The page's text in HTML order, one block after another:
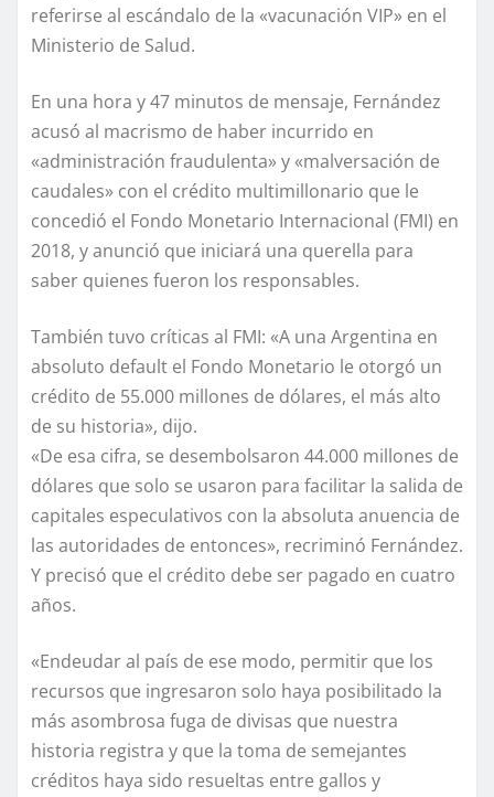
referirse al escándalo de la «vacunación VIP» en el
Ministerio de Salud.
En una hora y 47 minutos de mensaje, Fernández
acusó al macrismo de haber incurrido en
«administración fraudulenta» y «malversación de
caudales» con el crédito multimillonario que le
concedió el Fondo Monetario Internacional (FMI) en
2018, y anunció que iniciará una querella para
saber quienes fueron los responsables.
También tuvo críticas al FMI: «A una Argentina en
absoluto default el Fondo Monetario le otorgó un
crédito de 55.000 millones de dólares, el más alto
de su historia», dijo.
«De esa cifra, se desembolsaron 44.000 millones de
dólares que solo se usaron para facilitar la salida de
capitales especulativos con la absoluta anuencia de
las autoridades de entonces», recriminó Fernández.
Y precisó que el crédito debe ser pagado en cuatro
años.
«Endeudar al país de ese modo, permitir que los
recursos que ingresaron solo haya posibilitado la
más asombrosa fuga de divisas que nuestra
historia registra y que la toma de semejantes
créditos haya sido resueltas entre gallos y